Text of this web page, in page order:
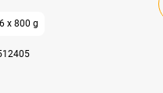
6 x 800 g